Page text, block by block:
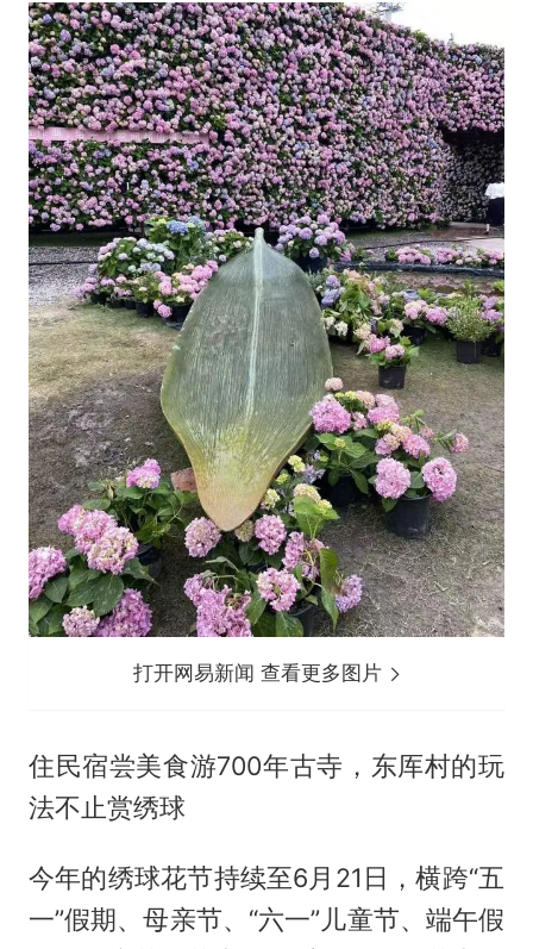
打开网易新闻 查看更多图片
住民宿尝美食游700年古寺，东厍村的玩
法不止赏绣球
今年的绣球花节持续至6月21日，横跨“五
一”假期、母亲节、“六一”儿童节、端午假